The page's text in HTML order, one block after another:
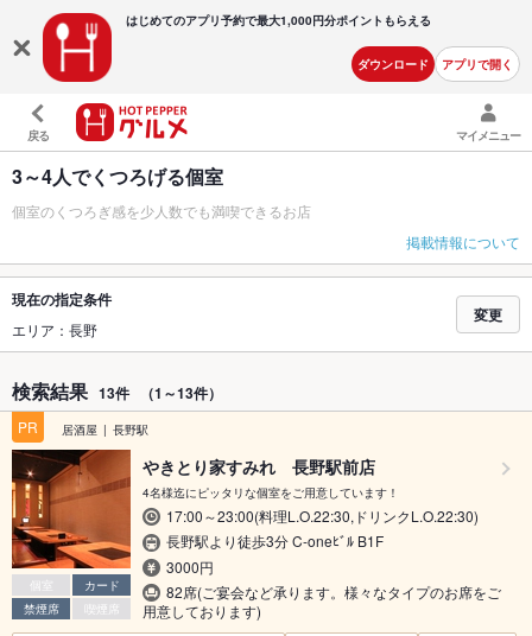
はじめてのアプリ予約で最大1,000円分ポイントもらえる
ダウンロード アプリで開く
戻る マイメニュー
3～4人でくつろげる個室
個室のくつろぎ感を少人数でも満喫できるお店
掲載情報について
現在の指定条件
エリア：長野
変更
検索結果 13件 （1～13件）
PR 居酒屋 長野駅
個室
カード
禁煙席
喫煙席
やきとり家すみれ 長野駅前店
4名様迄にピッタリな個室をご用意しています！
17:00～23:00(料理L.O.22:30,ドリンクL.O.22:30)
長野駅より徒歩3分 C-oneﾋﾞﾙ B1F
3000円
82席(ご宴会など承ります。様々なタイプのお席をご
用意しております)